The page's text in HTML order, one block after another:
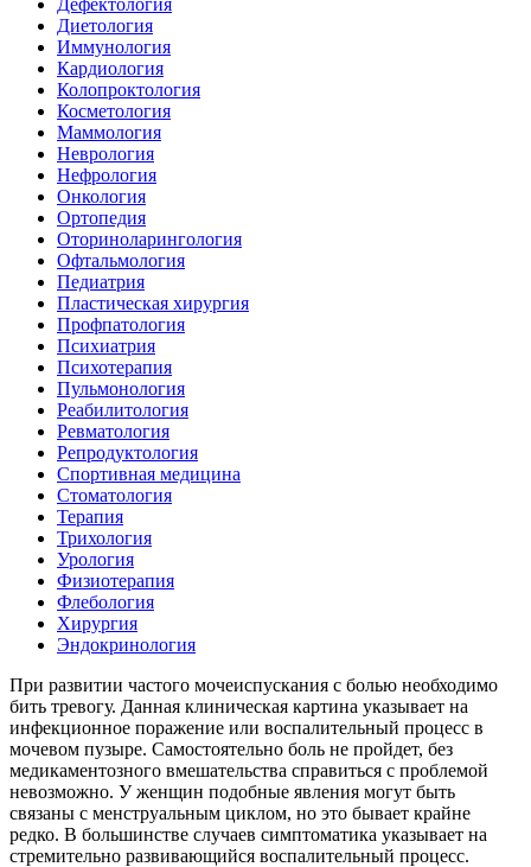
Диетология
Иммунология
Кардиология
Колопроктология
Косметология
Маммология
Неврология
Нефрология
Онкология
Ортопедия
Оториноларингология
Офтальмология
Педиатрия
Пластическая хирургия
Профпатология
Психиатрия
Психотерапия
Пульмонология
Реабилитология
Ревматология
Репродуктология
Спортивная медицина
Стоматология
Терапия
Трихология
Урология
Физиотерапия
Флебология
Хирургия
Эндокринология
При развитии частого мочеиспускания с болью необходимо
бить тревогу. Данная клиническая картина указывает на
инфекционное поражение или воспалительный процесс в
мочевом пузыре. Самостоятельно боль не пройдет, без
медикаментозного вмешательства справиться с проблемой
невозможно. У женщин подобные явления могут быть
связаны с менструальным циклом, но это бывает крайне
редко. В большинстве случаев симптоматика указывает на
стремительно развивающийся воспалительный процесс.